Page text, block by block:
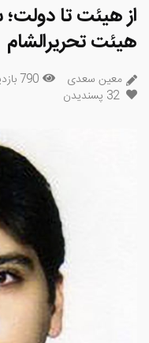
از هیئت تا
هیئت تحریرالشام
معین سعدی 790 بازدید
32 پسندیدن